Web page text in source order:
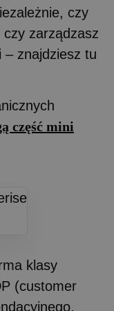
czy
czy zarządzasz
– znajdziesz tu
część mini
klasy
(customer